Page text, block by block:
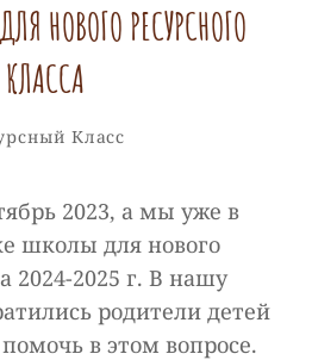
НОВОГО РЕСУРСНОГО
КЛАССА
Класс
2023, а мы уже в
школы для нового
2024-2025 г. В нашу
родители детей
в этом вопросе.